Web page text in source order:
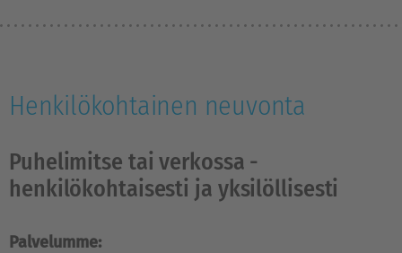
Henkilökohtainen neuvonta
Puhelimitse tai verkossa -
henkilökohtaisesti ja yksilöllisesti
Palvelumme: